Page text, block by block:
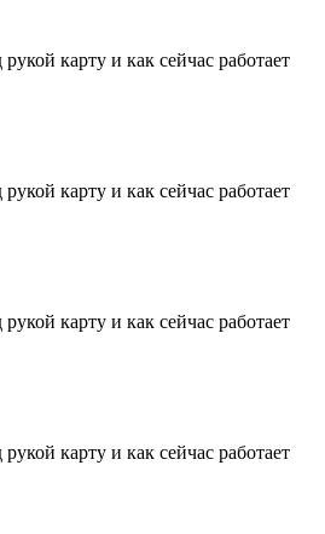
карту и как сейчас работает
карту и как сейчас работает
карту и как сейчас работает
карту и как сейчас работает